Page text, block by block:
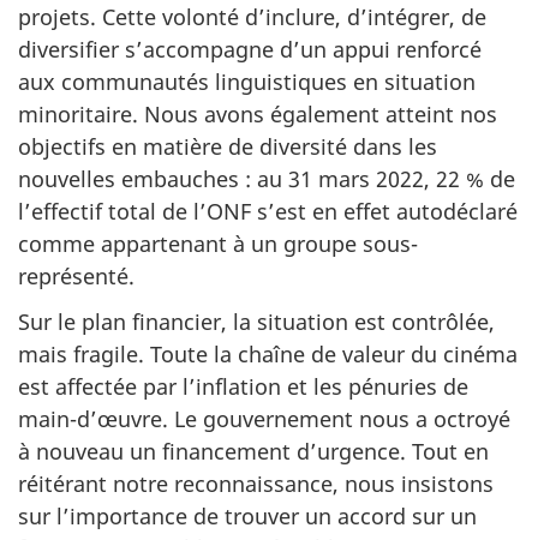
projets. Cette volonté d’inclure, d’intégrer, de
diversifier s’accompagne d’un appui renforcé
aux communautés linguistiques en situation
minoritaire. Nous avons également atteint nos
objectifs en matière de diversité dans les
nouvelles embauches : au 31 mars 2022, 22 % de
l’effectif total de l’ONF s’est en effet autodéclaré
comme appartenant à un groupe sous-
représenté.
Sur le plan financier, la situation est contrôlée,
mais fragile. Toute la chaîne de valeur du cinéma
est affectée par l’inflation et les pénuries de
main-d’œuvre. Le gouvernement nous a octroyé
à nouveau un financement d’urgence. Tout en
réitérant notre reconnaissance, nous insistons
sur l’importance de trouver un accord sur un